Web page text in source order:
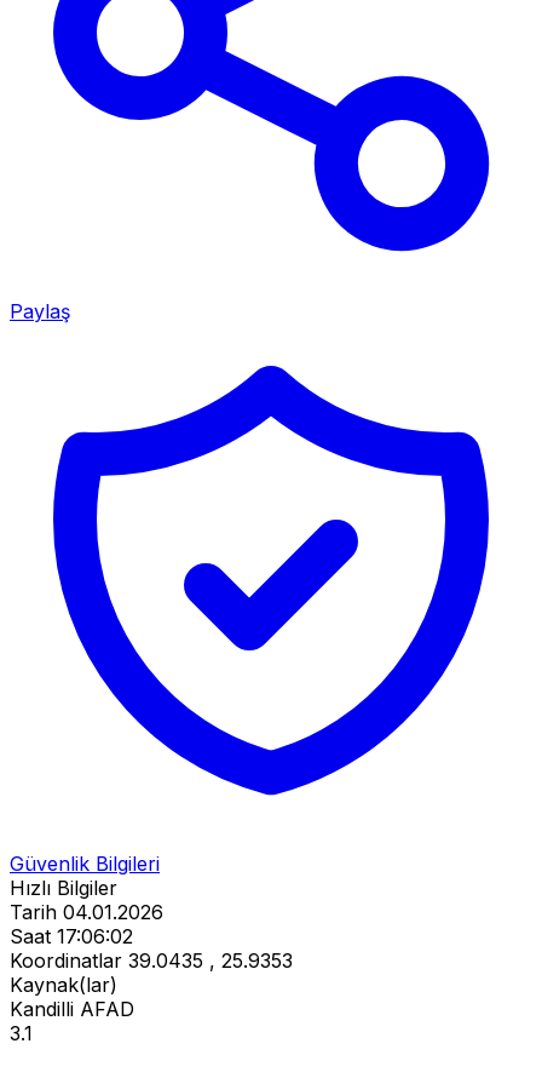
Paylaş
Güvenlik Bilgileri
Hızlı Bilgiler
Tarih 04.01.2026
Saat 17:06:02
Koordinatlar 39.0435 , 25.9353
Kaynak(lar)
Kandilli AFAD
3.1